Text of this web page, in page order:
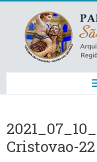
content
Paróquia
São
–
Luz
Cristovao-22